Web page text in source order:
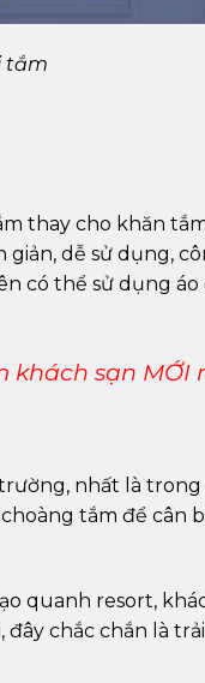
tắm
thay cho khăn
dễ sử dụng,
có thể sử dụng
sạn MỚI
nhất là
tắm để cân
quanh resort,
chắc chắn là